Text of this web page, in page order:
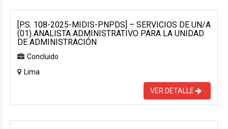
[P.S. 108-2025-MIDIS-PNPDS] – SERVICIOS DE UN/A
(01) ANALISTA ADMINISTRATIVO PARA LA UNIDAD
DE ADMINISTRACIÓN
Concluido
Lima
VER DETALLE